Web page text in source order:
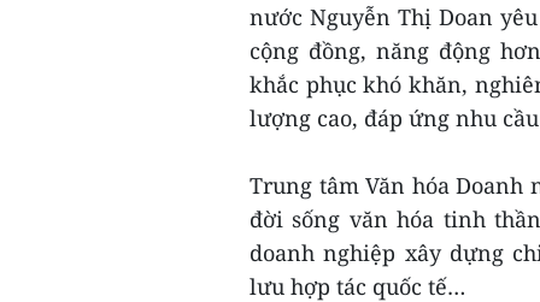
nước Nguyễn Thị Doan
cộng đồng, năng động
khắc phục khó khăn,
lượng cao, đáp ứng nhu
Trung tâm Văn hóa Doanh
đời sống văn hóa tinh
doanh nghiệp xây dựng
lưu hợp tác quốc tế…